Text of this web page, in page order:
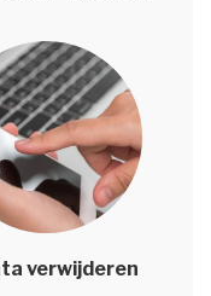
verwijderen